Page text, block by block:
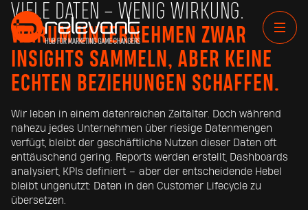
VIELE DATEN – WENIG WIRKUNG.
WARUM UNTERNEHMEN ZWAR
INSIGHTS SAMMELN, ABER KEINE
ECHTEN BEZIEHUNGEN SCHAFFEN.
Wir leben in einem datenreichen Zeitalter. Doch während
nahezu jedes Unternehmen über riesige Datenmengen
verfügt, bleibt der geschäftliche Nutzen dieser Daten oft
enttäuschend gering. Reports werden erstellt, Dashboards
analysiert, KPIs definiert – aber der entscheidende Hebel
bleibt ungenutzt: Daten in den Customer Lifecycle zu
übersetzen.